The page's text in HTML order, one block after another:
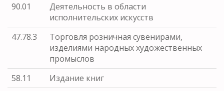
90.01
Деятельность в области
исполнительских искусств
47.78.3
Торговля розничная сувенирами,
изделиями народных художественных
промыслов
58.11
Издание книг